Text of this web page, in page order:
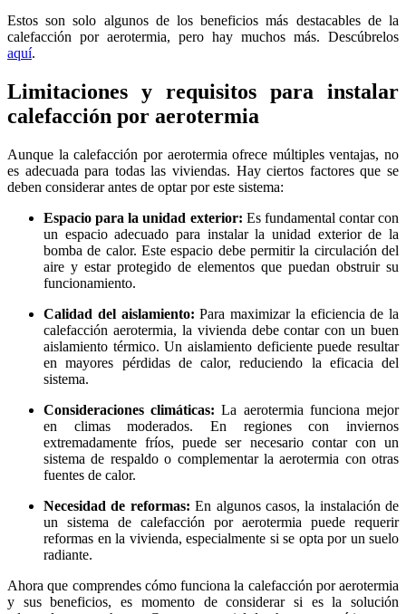
Estos son solo algunos de los beneficios más destacables de la
calefacción por aerotermia, pero hay muchos más. Descúbrelos
aquí.
Limitaciones y requisitos para instalar
calefacción por aerotermia
Aunque la calefacción por aerotermia ofrece múltiples ventajas, no
es adecuada para todas las viviendas. Hay ciertos factores que se
deben considerar antes de optar por este sistema:
Espacio para la unidad exterior: Es fundamental contar con
un espacio adecuado para instalar la unidad exterior de la
bomba de calor. Este espacio debe permitir la circulación del
aire y estar protegido de elementos que puedan obstruir su
funcionamiento.
Calidad del aislamiento: Para maximizar la eficiencia de la
calefacción aerotermia, la vivienda debe contar con un buen
aislamiento térmico. Un aislamiento deficiente puede resultar
en mayores pérdidas de calor, reduciendo la eficacia del
sistema.
Consideraciones climáticas: La aerotermia funciona mejor
en climas moderados. En regiones con inviernos
extremadamente fríos, puede ser necesario contar con un
sistema de respaldo o complementar la aerotermia con otras
fuentes de calor.
Necesidad de reformas: En algunos casos, la instalación de
un sistema de calefacción por aerotermia puede requerir
reformas en la vivienda, especialmente si se opta por un suelo
radiante.
Ahora que comprendes cómo funciona la calefacción por aerotermia
y sus beneficios, es momento de considerar si es la solución